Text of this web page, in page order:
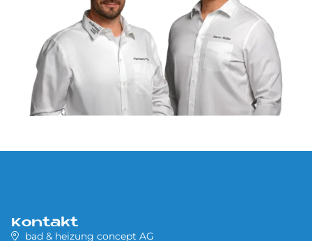
Kontakt
bad & heizung concept AG